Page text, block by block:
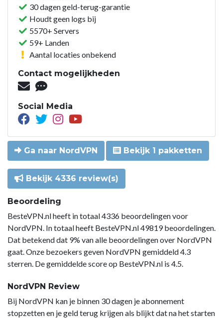
30 dagen geld-terug-garantie
Houdt geen logs bij
5570+ Servers
59+ Landen
Aantal locaties onbekend
Contact mogelijkheden
Social Media
Ga naar NordVPN Bekijk 1 pakketten
Bekijk 4336 review(s)
Beoordeling
BesteVPN.nl heeft in totaal 4336 beoordelingen voor
NordVPN. In totaal heeft BesteVPN.nl 49819 beoordelingen.
Dat betekend dat 9% van alle beoordelingen over NordVPN
gaat. Onze bezoekers geven NordVPN gemiddeld 4.3
sterren. De gemiddelde score op BesteVPN.nl is 4.5.
NordVPN Review
Bij NordVPN kan je binnen 30 dagen je abonnement
stopzetten en je geld terug krijgen als blijkt dat na het starten